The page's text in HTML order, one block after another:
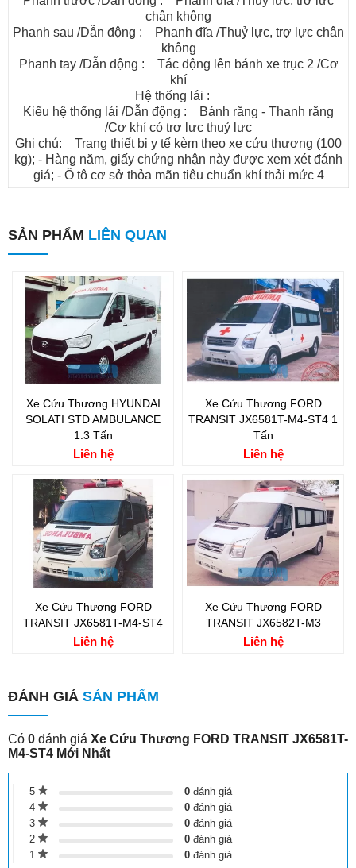
chân không
Phanh sau /Dẫn động : Phanh đĩa /Thuỷ lực, trợ lực chân
không
Phanh tay /Dẫn động : Tác động lên bánh xe trục 2 /Cơ
khí
Hệ thống lái :
Kiểu hệ thống lái /Dẫn động : Bánh răng - Thanh răng
/Cơ khí có trợ lực thuỷ lực
Ghi chú: Trang thiết bị y tế kèm theo xe cứu thương (100
kg); - Hàng năm, giấy chứng nhận này được xem xét đánh
giá; - Ô tô cơ sở thỏa mãn tiêu chuẩn khí thải mức 4
SẢN PHẨM LIÊN QUAN
Xe Cứu Thương HYUNDAI
SOLATI STD AMBULANCE
1.3 Tấn
Liên hệ
Xe Cứu Thương FORD
TRANSIT JX6581T-M4-ST4 1
Tấn
Liên hệ
Xe Cứu Thương FORD
TRANSIT JX6581T-M4-ST4
Liên hệ
Xe Cứu Thương FORD
TRANSIT JX6582T-M3
Liên hệ
ĐÁNH GIÁ SẢN PHẨM
Có 0 đánh giá Xe Cứu Thương FORD TRANSIT JX6581T-
M4-ST4 Mới Nhất
5 0 đánh giá
4
0 đánh giá
3
0 đánh giá
2
0 đánh giá
1
0 đánh giá